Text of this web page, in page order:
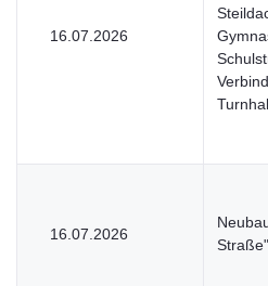
16.07.2026
16.07.2026